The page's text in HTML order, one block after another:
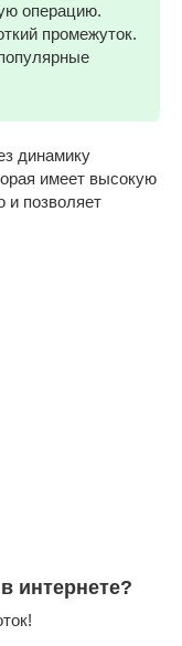
операцию.
промежуток.
динамику
имеет высокую
и позволяет
интернете?